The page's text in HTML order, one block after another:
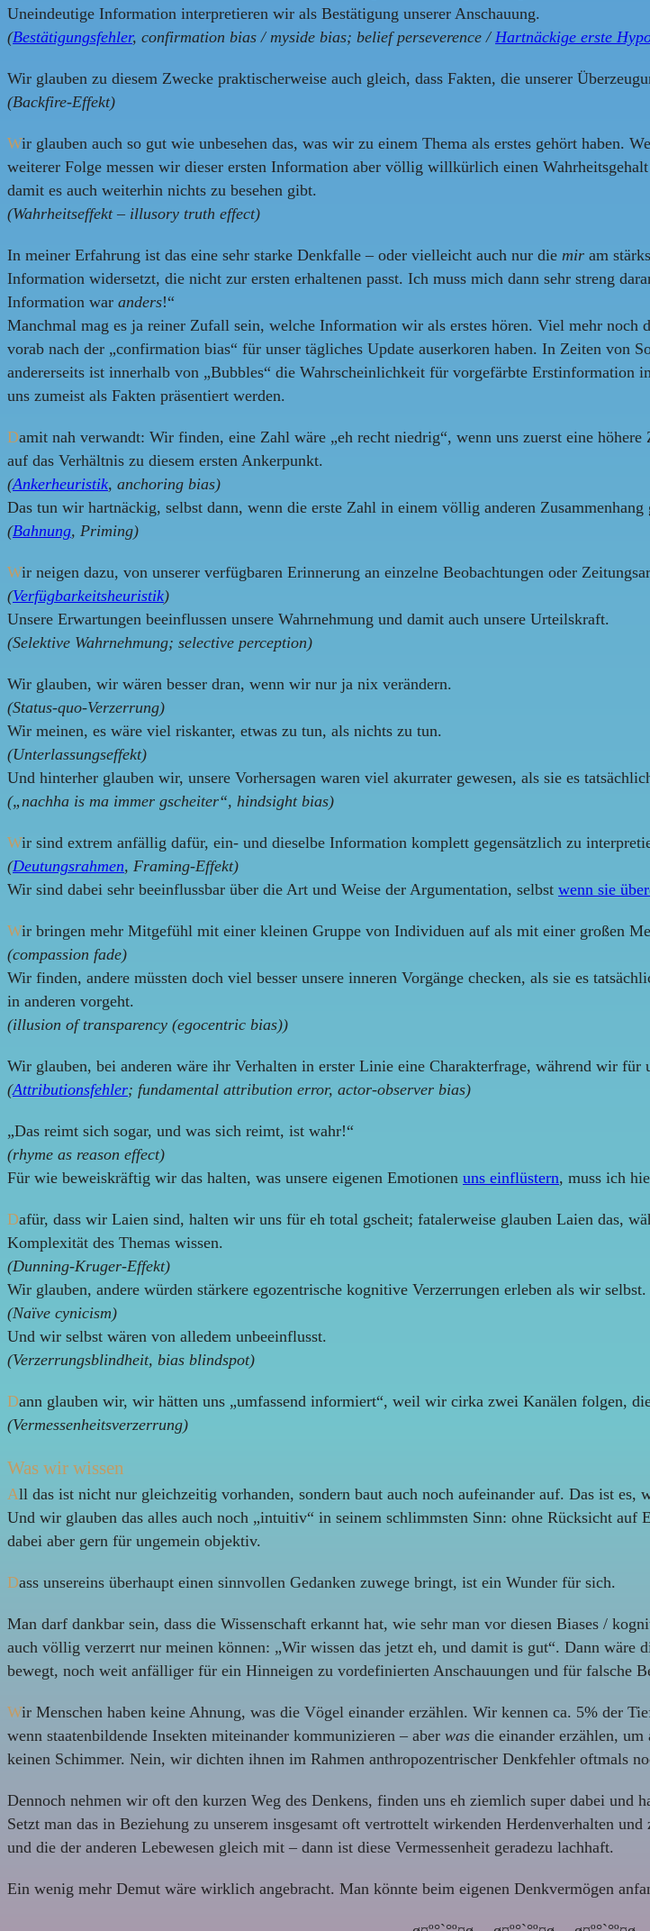
Uneindeutige Information interpretieren wir als Bestätigung unserer Anschauung.
(Bestätigungsfehler, confirmation bias / myside bias; belief perseverence / Hartnäckige erste
Wir glauben zu diesem Zwecke praktischerweise auch gleich, dass Fakten, die unserer
(Backfire-Effekt)
Wir glauben auch so gut wie unbesehen das, was wir zu einem Thema als erstes gehört haben.
weiterer Folge messen wir dieser ersten Information aber völlig willkürlich einen
damit es auch weiterhin nichts zu besehen gibt.
(Wahrheitseffekt – illusory truth effect)
In meiner Erfahrung ist das eine sehr starke Denkfalle – oder vielleicht auch nur die mir am
Information widersetzt, die nicht zur ersten erhaltenen passt. Ich muss mich dann sehr streng
Information war anders!“
Manchmal mag es ja reiner Zufall sein, welche Information wir als erstes hören. Viel mehr
vorab nach der „confirmation bias“ für unser tägliches Update auserkoren haben. In Zeiten
andererseits ist innerhalb von „Bubbles“ die Wahrscheinlichkeit für vorgefärbte Erstinformation
uns zumeist als Fakten präsentiert werden.
Damit nah verwandt: Wir finden, eine Zahl wäre „eh recht niedrig“, wenn uns zuerst eine
auf das Verhältnis zu diesem ersten Ankerpunkt.
(Ankerheuristik, anchoring bias)
Das tun wir hartnäckig, selbst dann, wenn die erste Zahl in einem völlig anderen Zusammenhang
(Bahnung, Priming)
Wir neigen dazu, von unserer verfügbaren Erinnerung an einzelne Beobachtungen oder
(Verfügbarkeitsheuristik)
Unsere Erwartungen beeinflussen unsere Wahrnehmung und damit auch unsere Urteilskraft.
(Selektive Wahrnehmung; selective perception)
Wir glauben, wir wären besser dran, wenn wir nur ja nix verändern.
(Status-quo-Verzerrung)
Wir meinen, es wäre viel riskanter, etwas zu tun, als nichts zu tun.
(Unterlassungseffekt)
Und hinterher glauben wir, unsere Vorhersagen waren viel akurrater gewesen, als sie es
(„nachha is ma immer gscheiter“, hindsight bias)
Wir sind extrem anfällig dafür, ein- und dieselbe Information komplett gegensätzlich zu
(Deutungsrahmen, Framing-Effekt)
Wir sind dabei sehr beeinflussbar über die Art und Weise der Argumentation, selbst wenn sie
Wir bringen mehr Mitgefühl mit einer kleinen Gruppe von Individuen auf als mit einer großen
(compassion fade)
Wir finden, andere müssten doch viel besser unsere inneren Vorgänge checken, als sie es
in anderen vorgeht.
(illusion of transparency (egocentric bias))
Wir glauben, bei anderen wäre ihr Verhalten in erster Linie eine Charakterfrage, während wir für
(Attributionsfehler; fundamental attribution error, actor-observer bias)
„Das reimt sich sogar, und was sich reimt, ist wahr!“
(rhyme as reason effect)
Für wie beweiskräftig wir das halten, was unsere eigenen Emotionen uns einflüstern, muss ich
Dafür, dass wir Laien sind, halten wir uns für eh total gscheit; fatalerweise glauben Laien das,
Komplexität des Themas wissen.
(Dunning-Kruger-Effekt)
Wir glauben, andere würden stärkere egozentrische kognitive Verzerrungen erleben als wir selbst.
(Naïve cynicism)
Und wir selbst wären von alledem unbeeinflusst.
(Verzerrungsblindheit, bias blindspot)
Dann glauben wir, wir hätten uns „umfassend informiert“, weil wir cirka zwei Kanälen folgen,
(Vermessenheitsverzerrung)
Was wir wissen
All das ist nicht nur gleichzeitig vorhanden, sondern baut auch noch aufeinander auf. Das ist es,
Und wir glauben das alles auch noch „intuitiv“ in seinem schlimmsten Sinn: ohne Rücksicht
dabei aber gern für ungemein objektiv.
Dass unsereins überhaupt einen sinnvollen Gedanken zuwege bringt, ist ein Wunder für sich.
Man darf dankbar sein, dass die Wissenschaft erkannt hat, wie sehr man vor diesen Biases /
auch völlig verzerrt nur meinen können: „Wir wissen das jetzt eh, und damit is gut“. Dann wäre
bewegt, noch weit anfälliger für ein Hinneigen zu vordefinierten Anschauungen und für falsche
Wir Menschen haben keine Ahnung, was die Vögel einander erzählen. Wir kennen ca. 5% der
wenn staatenbildende Insekten miteinander kommunizieren – aber was die einander erzählen,
keinen Schimmer. Nein, wir dichten ihnen im Rahmen anthropozentrischer Denkfehler oftmals
Dennoch nehmen wir oft den kurzen Weg des Denkens, finden uns eh ziemlich super dabei und
Setzt man das in Beziehung zu unserem insgesamt oft vertrottelt wirkenden Herdenverhalten
und die der anderen Lebewesen gleich mit – dann ist diese Vermessenheit geradezu lachhaft.
Ein wenig mehr Demut wäre wirklich angebracht. Man könnte beim eigenen Denkvermögen